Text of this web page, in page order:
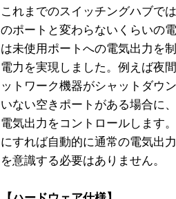
これまでのスイッチングハブで
のポートと変わらないくらいの
は未使用ポートへの電気出力を
電力を実現しました。例えば夜
ットワーク機器がシャットダウ
いない空きポートがある場合に
電気出力をコントロールします
にすれば自動的に通常の電気出
を意識する必要はありません。